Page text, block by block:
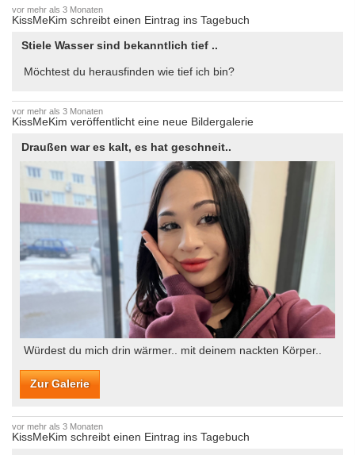
vor mehr als 3 Monaten
KissMeKim schreibt einen Eintrag ins Tagebuch
Stiele Wasser sind bekanntlich tief ..
Möchtest du herausfinden wie tief ich bin?
vor mehr als 3 Monaten
KissMeKim veröffentlicht eine neue Bildergalerie
Draußen war es kalt, es hat geschneit..
Würdest du mich drin wärmer.. mit deinem nackten Körper..
Zur Galerie
vor mehr als 3 Monaten
KissMeKim schreibt einen Eintrag ins Tagebuch